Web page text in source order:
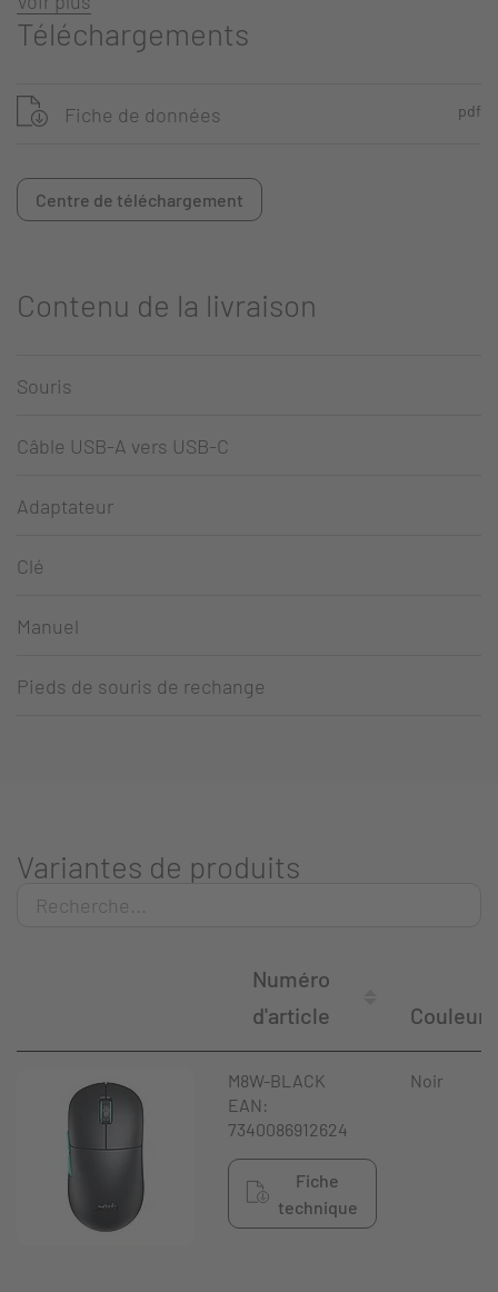
Téléchargements
Fiche de données pdf
Centre de téléchargement
Contenu de la livraison
Souris
Câble USB-A vers USB-C
Adaptateur
Clé
Manuel
Pieds de souris de rechange
Variantes de produits
Numéro
d'article
Couleur
M8W-BLACK
EAN:
7340086912624
Fiche
technique
Noir